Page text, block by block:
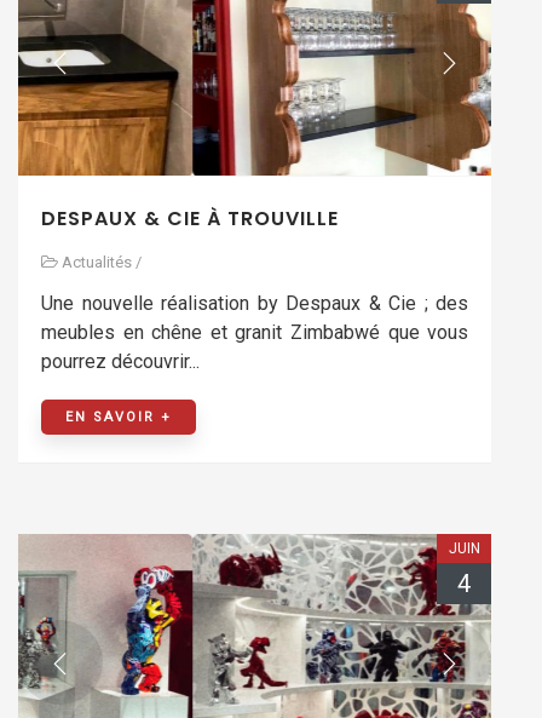
DESPAUX & CIE À TROUVILLE
Actualités /
Une nouvelle réalisation by Despaux & Cie ; des
meubles en chêne et granit Zimbabwé que vous
pourrez découvrir...
EN SAVOIR +
JUIN
4